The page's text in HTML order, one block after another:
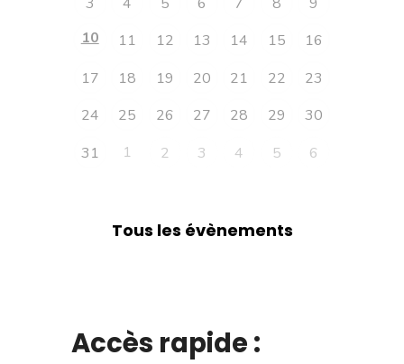
10
11 12 13 14 15
16
17
18 19 20 21 22
23
24
25 26 27 28 29
30
31
1 2 3 4 5 6
Tous les évènements
Accès rapide :